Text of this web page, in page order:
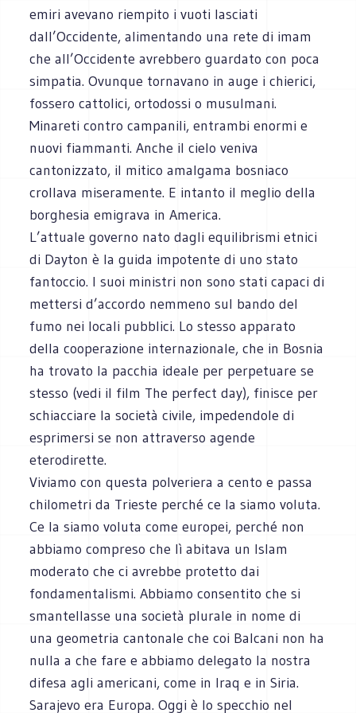
emiri avevano riempito i vuoti lasciati
dall’Occidente, alimentando una rete di imam
che all’Occidente avrebbero guardato con poca
simpatia. Ovunque tornavano in auge i chierici,
fossero cattolici, ortodossi o musulmani.
Minareti contro campanili, entrambi enormi e
nuovi fiammanti. Anche il cielo veniva
cantonizzato, il mitico amalgama bosniaco
crollava miseramente. E intanto il meglio della
borghesia emigrava in America.
L’attuale governo nato dagli equilibrismi etnici
di Dayton è la guida impotente di uno stato
fantoccio. I suoi ministri non sono stati capaci di
mettersi d’accordo nemmeno sul bando del
fumo nei locali pubblici. Lo stesso apparato
della cooperazione internazionale, che in Bosnia
ha trovato la pacchia ideale per perpetuare se
stesso (vedi il film The perfect day), finisce per
schiacciare la società civile, impedendole di
esprimersi se non attraverso agende
eterodirette.
Viviamo con questa polveriera a cento e passa
chilometri da Trieste perché ce la siamo voluta.
Ce la siamo voluta come europei, perché non
abbiamo compreso che lì abitava un Islam
moderato che ci avrebbe protetto dai
fondamentalismi. Abbiamo consentito che si
smantellasse una società plurale in nome di
una geometria cantonale che coi Balcani non ha
nulla a che fare e abbiamo delegato la nostra
difesa agli americani, come in Iraq e in Siria.
Sarajevo era Europa. Oggi è lo specchio nel